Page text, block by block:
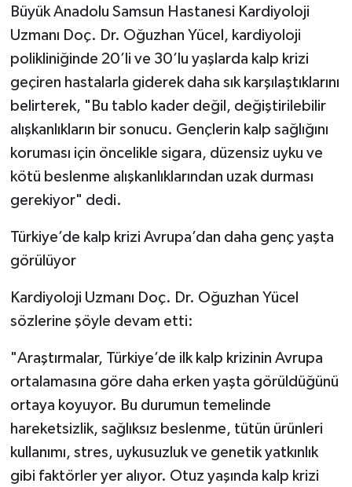
Büyük Anadolu Samsun Hastanesi Kardiyoloji
Uzmanı Doç. Dr. Oğuzhan Yücel, kardiyoloji
polikliniğinde 20’li ve 30’lu yaşlarda kalp krizi
geçiren hastalarla giderek daha sık karşılaştıklarını
belirterek, "Bu tablo kader değil, değiştirilebilir
alışkanlıkların bir sonucu. Gençlerin kalp sağlığını
koruması için öncelikle sigara, düzensiz uyku ve
kötü beslenme alışkanlıklarından uzak durması
gerekiyor" dedi.
Türkiye’de kalp krizi Avrupa’dan daha genç yaşta
görülüyor
Kardiyoloji Uzmanı Doç. Dr. Oğuzhan Yücel
sözlerine şöyle devam etti:
"Araştırmalar, Türkiye’de ilk kalp krizinin Avrupa
ortalamasına göre daha erken yaşta görüldüğünü
ortaya koyuyor. Bu durumun temelinde
hareketsizlik, sağlıksız beslenme, tütün ürünleri
kullanımı, stres, uykusuzluk ve genetik yatkınlık
gibi faktörler yer alıyor. Otuz yaşında kalp krizi